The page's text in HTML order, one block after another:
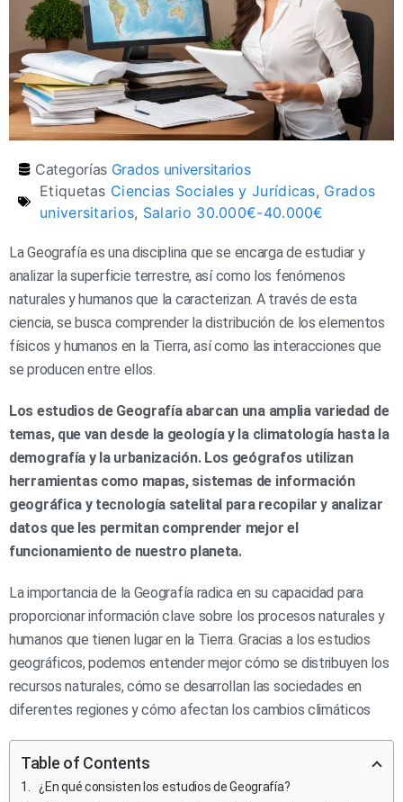
Categorías Grados universitarios
Etiquetas Ciencias Sociales y Jurídicas, Grados
universitarios, Salario 30.000€-40.000€
La Geografía es una disciplina que se encarga de estudiar y
analizar la superficie terrestre, así como los fenómenos
naturales y humanos que la caracterizan. A través de esta
ciencia, se busca comprender la distribución de los elementos
físicos y humanos en la Tierra, así como las interacciones que
se producen entre ellos.
Los estudios de Geografía abarcan una amplia variedad de
temas, que van desde la geología y la climatología hasta la
demografía y la urbanización. Los geógrafos utilizan
herramientas como mapas, sistemas de información
geográfica y tecnología satelital para recopilar y analizar
datos que les permitan comprender mejor el
funcionamiento de nuestro planeta.
La importancia de la Geografía radica en su capacidad para
proporcionar información clave sobre los procesos naturales y
humanos que tienen lugar en la Tierra. Gracias a los estudios
geográficos, podemos entender mejor cómo se distribuyen los
recursos naturales, cómo se desarrollan las sociedades en
diferentes regiones y cómo afectan los cambios climáticos
Table of Contents
¿En qué consisten los estudios de Geografía?